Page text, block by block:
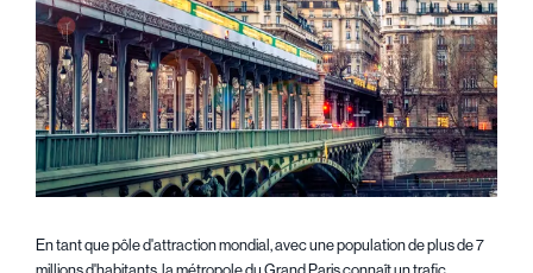
En tant que pôle d'attraction mondial, avec une population de plus de 7